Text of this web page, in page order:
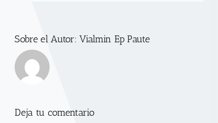
Sobre el Autor:Vialmin Ep Paute
Deja tu comentario